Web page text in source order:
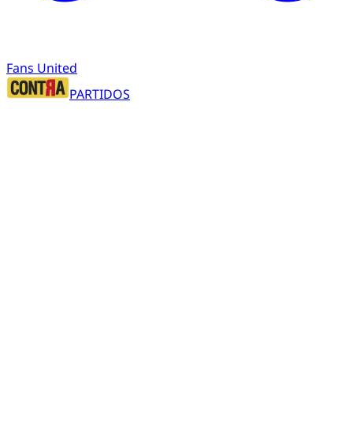
Fans United
PARTIDOS